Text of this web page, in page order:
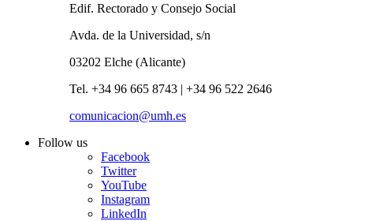
Edif. Rectorado y Consejo Social
Avda. de la Universidad, s/n
03202 Elche (Alicante)
Tel. +34 96 665 8743 | +34 96 522 2646
comunicacion@umh.es
Follow us
Facebook
Twitter
YouTube
Instagram
LinkedIn